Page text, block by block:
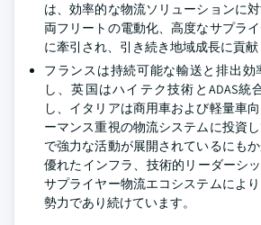
は、効率的な物流ソリューションに
両フリートの電動化、高度なサプラ
に牽引され、引き続き地域成長に貢献
フランスは持続可能な輸送と排出
し、英国はハイテク技術とADAS統
し、イタリアは商用車および軽量車
ーマンス重視の物流システムに投資
で強力な活動が展開されているにも
優れたインフラ、技術的リーダーシ
サプライヤー物流エコシステムによ
勢力であり続けています。